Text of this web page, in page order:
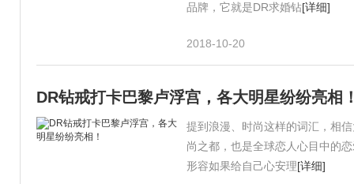
品牌，它就是DR求婚钻[详细]
2018-10-20
DR钻戒打卡巴黎卢浮宫，各大明星纷纷亮相
提到浪漫、时尚这样的词汇，相
尚之都，也是全球恋人心目中的
形容如果给自己心安理[详细]